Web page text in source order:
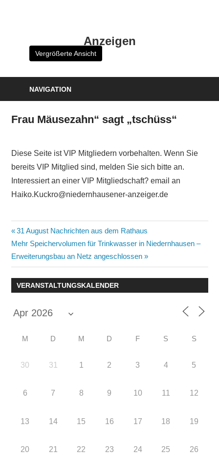
Anzeigen
Vergrößerte Ansicht
NAVIGATION
Frau Mäusezahn“ sagt „tschüss“
Diese Seite ist VIP Mitgliedern vorbehalten. Wenn Sie
bereits VIP Mitglied sind, melden Sie sich bitte an.
Interessiert an einer VIP Mitgliedschaft? email an
Haiko.Kuckro@niedernhausener-anzeiger.de
Beitragsnavigation
Vorheriger
Beitrag:
31 August Nachrichten aus dem Rathaus
Nächster
Beitrag:
Mehr Speichervolumen für Trinkwasser in Niedernhausen –
Erweiterungsbau an Netz angeschlossen
VERANSTALTUNGSKALENDER
M D M D F S S
30 31 1 2 3 4 5
6 7 8 9 10 11 12
13 14 15 16 17 18 19
20 21 22 23 24 25 26